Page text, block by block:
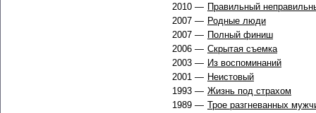
2010 — Правильный
2007 — Родные люди
2007 — Полный финиш
2006 — Скрытая съемка
2003 — Из воспоминаний
2001 — Неистовый
1993 — Жизнь под страхом
1989 — Трое разгневанных